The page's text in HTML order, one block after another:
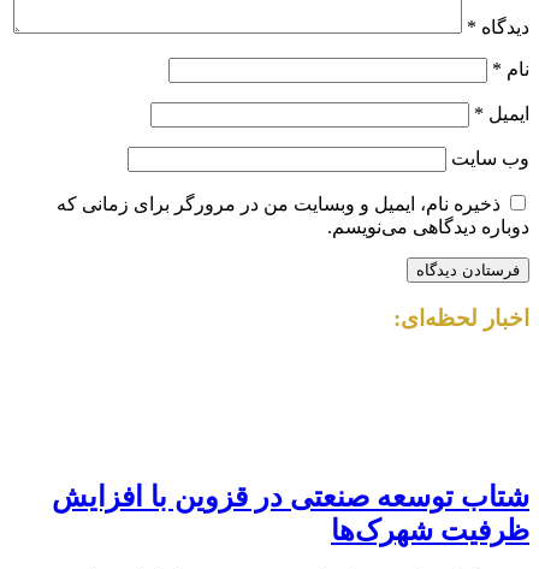
دیدگاه *
نام *
ایمیل *
وب‌ سایت
ذخیره نام، ایمیل و وبسایت من در مرورگر برای زمانی که
دوباره دیدگاهی می‌نویسم.
اخبار لحظه‌ای:
شتاب توسعه صنعتی در قزوین با افزایش
ظرفیت شهرک‌ها